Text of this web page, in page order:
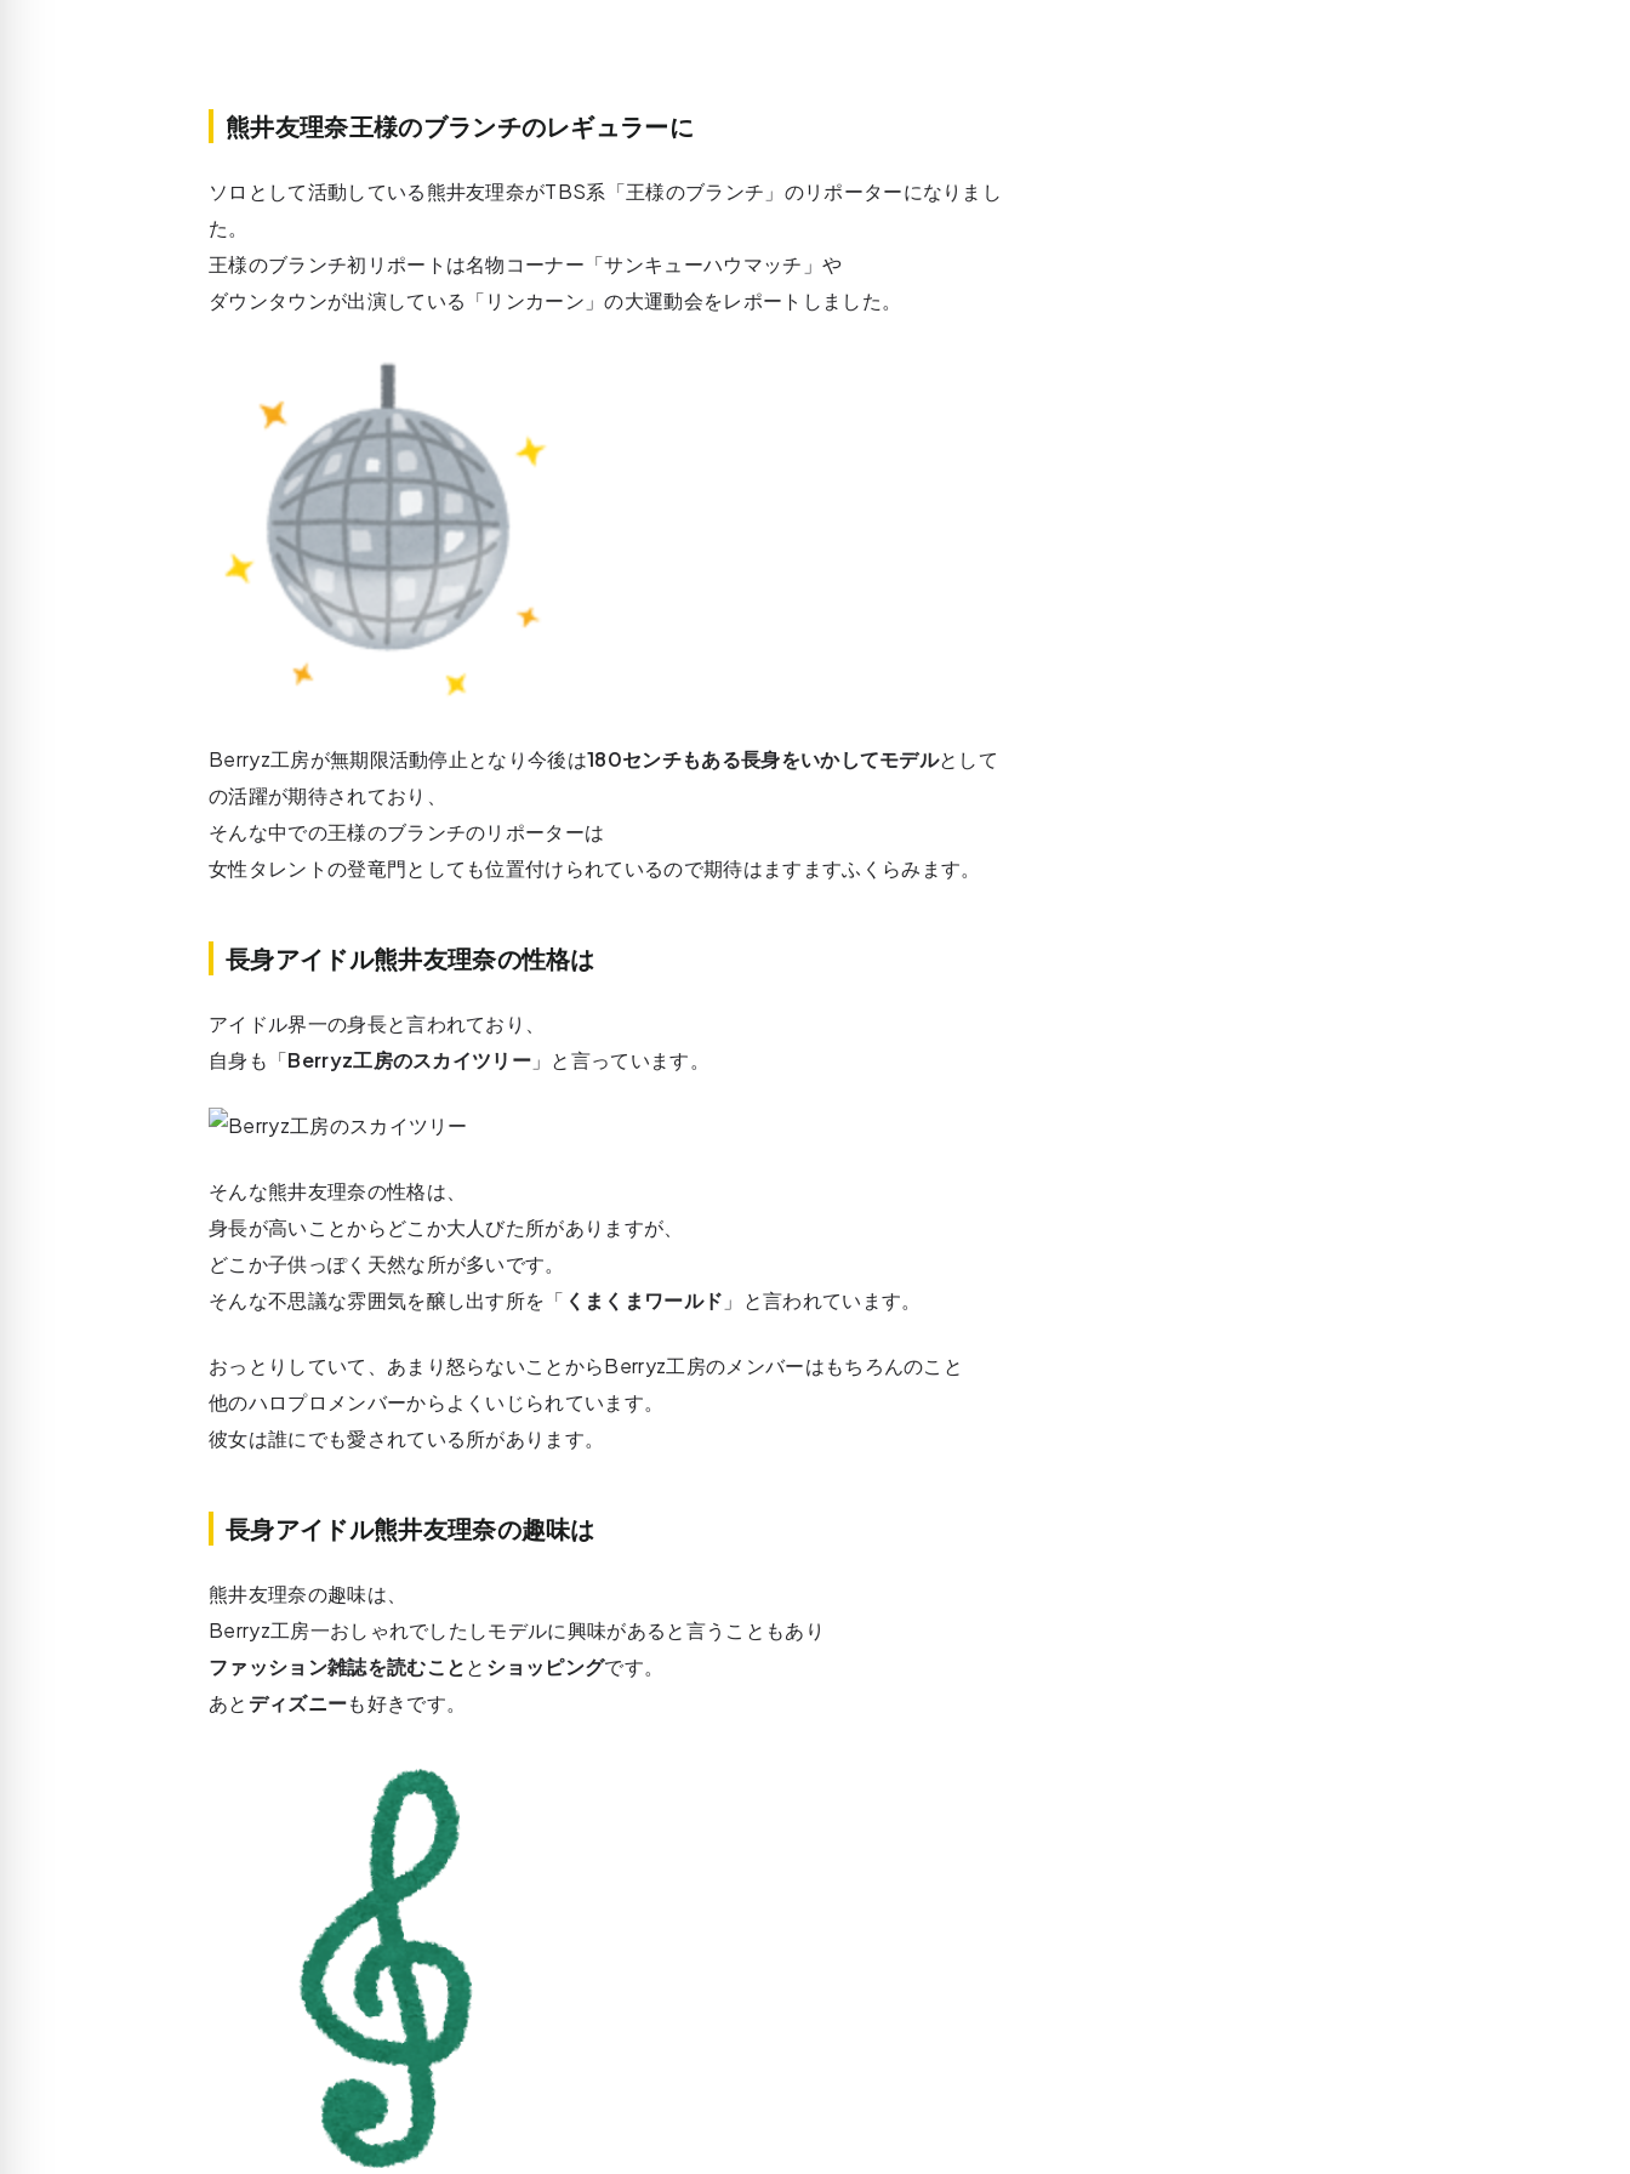
熊井友理奈王様のブランチのレギュラーに
ソロとして活動している熊井友理奈がTBS系「王様のブランチ 」のリポーターになりまし
た。
王様のブランチ初リポートは名物コーナー「サンキューハウマッチ 」や
ダウンタウンが出演している 「リンカーン 」の大運動会をレポートしました。
Berryz工房が無期限活動停止となり今後は180センチもある長身をいかしてモデルとして
の活躍が期待されており、
そんな中での王様のブランチのリポーターは
女性タレントの登竜門としても位置付けられているので期待はますますふくらみます。
長身アイドル熊井友理奈の性格は
アイドル界一の身長と言われており、
自身も「Berryz工房のスカイツリー 」と言っています。
そんな熊井友理奈の性格は、
身長が高いことからどこか大人びた所がありますが、
どこか子供っぽく天然な所が多いです。
そんな不思議な雰囲気を醸し出す所を「 くまくまワールド 」と言われています。
おっとりしていて、あまり怒らないことからBerryz工房のメンバーはもちろんのこと
他のハロプロメンバーからよくいじられています。
彼女は誰にでも愛されている所があります。
長身アイドル熊井友理奈の趣味は
熊井友理奈の趣味は、
Berryz工房一おしゃれでしたしモデルに興味があると言うこともあり
ファッション雑誌を読むことと ショッピングです。
あと ディズニーも好きです。